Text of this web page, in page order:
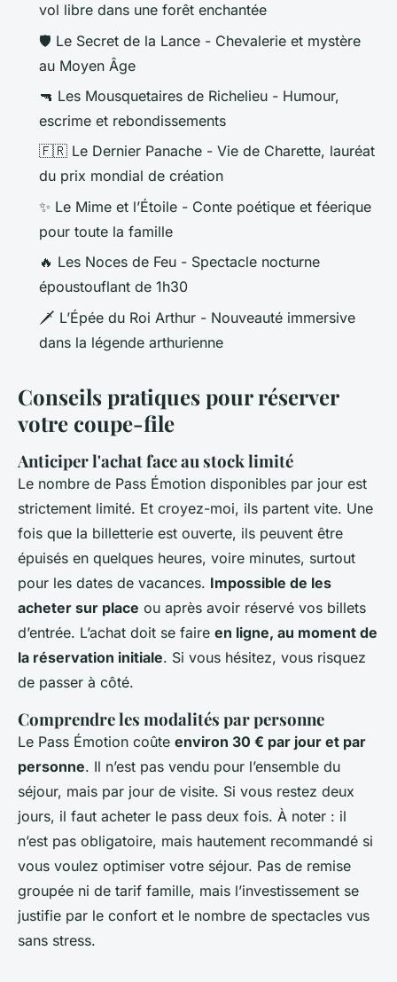
vol libre dans une forêt enchantée
🛡️ Le Secret de la Lance - Chevalerie et mystère
au Moyen Âge
🔫 Les Mousquetaires de Richelieu - Humour,
escrime et rebondissements
🇫🇷 Le Dernier Panache - Vie de Charette, lauréat
du prix mondial de création
✨ Le Mime et l’Étoile - Conte poétique et féerique
pour toute la famille
🔥 Les Noces de Feu - Spectacle nocturne
époustouflant de 1h30
🗡️ L’Épée du Roi Arthur - Nouveauté immersive
dans la légende arthurienne
Conseils pratiques pour réserver
votre coupe-file
Anticiper l'achat face au stock limité
Le nombre de Pass Émotion disponibles par jour est
strictement limité. Et croyez-moi, ils partent vite. Une
fois que la billetterie est ouverte, ils peuvent être
épuisés en quelques heures, voire minutes, surtout
pour les dates de vacances. Impossible de les
acheter sur place ou après avoir réservé vos billets
d’entrée. L’achat doit se faire en ligne, au moment de
la réservation initiale. Si vous hésitez, vous risquez
de passer à côté.
Comprendre les modalités par personne
Le Pass Émotion coûte environ 30 € par jour et par
personne. Il n’est pas vendu pour l’ensemble du
séjour, mais par jour de visite. Si vous restez deux
jours, il faut acheter le pass deux fois. À noter : il
n’est pas obligatoire, mais hautement recommandé si
vous voulez optimiser votre séjour. Pas de remise
groupée ni de tarif famille, mais l’investissement se
justifie par le confort et le nombre de spectacles vus
sans stress.